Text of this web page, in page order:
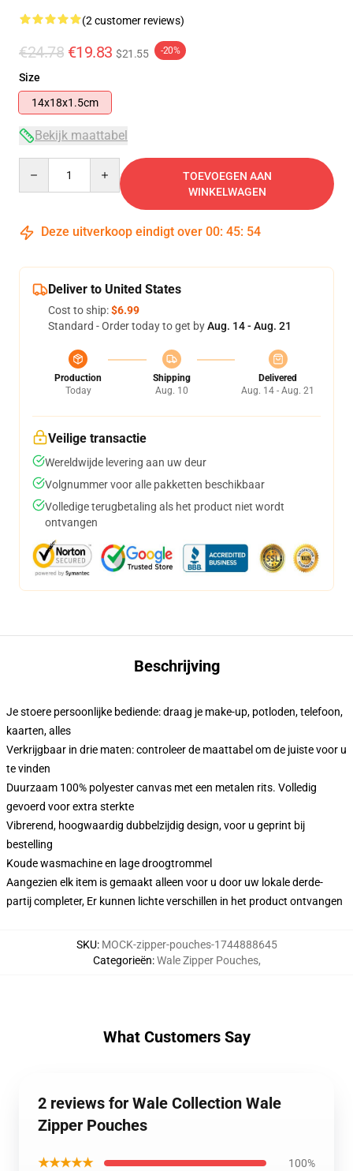
(2 customer reviews)
€24.78 €19.83 $21.55 -20%
Size
14x18x1.5cm
Bekijk maattabel
TOEVOEGEN AAN
WINKELWAGEN
Deze uitverkoop eindigt over 00: 45: 53
Deliver to United States
Cost to ship:$6.99
Standard - Order today to get byAug. 14 - Aug. 21
Production
Today
Shipping
Aug. 10
Delivered
Aug. 14 - Aug. 21
Veilige transactie
Wereldwijde levering aan uw deur
Volgnummer voor alle pakketten beschikbaar
Volledige terugbetaling als het product niet wordt
ontvangen
Beschrijving
Je stoere persoonlijke bediende: draag je make-up, potloden, telefoon,
kaarten, alles
Verkrijgbaar in drie maten: controleer de maattabel om de juiste voor u
te vinden
Duurzaam 100% polyester canvas met een metalen rits. Volledig
gevoerd voor extra sterkte
Vibrerend, hoogwaardig dubbelzijdig design, voor u geprint bij
bestelling
Koude wasmachine en lage droogtrommel
Aangezien elk item is gemaakt alleen voor u door uw lokale derde-
partij completer, Er kunnen lichte verschillen in het product ontvangen
SKU: MOCK-zipper-pouches-1744888645
Categorieën:Wale Zipper Pouches,
What Customers Say
2 reviews for Wale Collection Wale
Zipper Pouches
★★★★★ 100%